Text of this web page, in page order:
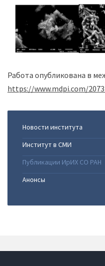
Работа опубликована в
https://www.mdpi.com/
Новости института
Институт в СМИ
Публикации ИрИХ СО РАН
Анонсы